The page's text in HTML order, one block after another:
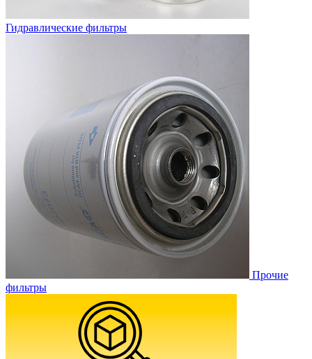
Гидравлические фильтры
Прочие
фильтры